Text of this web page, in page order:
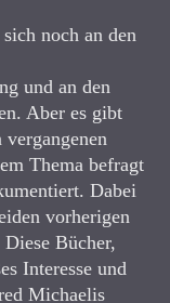
noch an den
und an den
Aber es gibt
Thema befragt
Dabei
vorherigen
Bücher,
Interesse und
Michaelis